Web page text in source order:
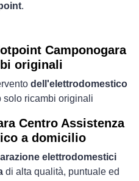
.
Camponogara
originali
dell'elettrodomestico
solo ricambi originali
Centro Assistenza
a domicilio
elettrodomestici
di alta qualità, puntuale ed